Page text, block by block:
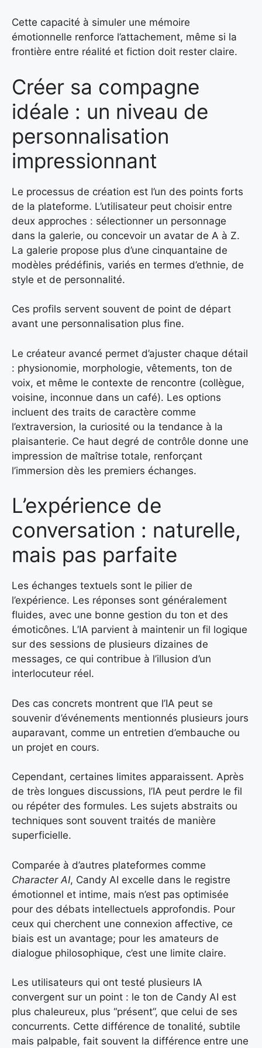
Cette capacité à simuler une mémoire
émotionnelle renforce l’attachement, même si la
frontière entre réalité et fiction doit rester claire.
Créer sa compagne
idéale : un niveau de
personnalisation
impressionnant
Le processus de création est l’un des points forts
de la plateforme. L’utilisateur peut choisir entre
deux approches : sélectionner un personnage
dans la galerie, ou concevoir un avatar de A à Z.
La galerie propose plus d’une cinquantaine de
modèles prédéfinis, variés en termes d’ethnie, de
style et de personnalité.
Ces profils servent souvent de point de départ
avant une personnalisation plus fine.
Le créateur avancé permet d’ajuster chaque détail
: physionomie, morphologie, vêtements, ton de
voix, et même le contexte de rencontre (collègue,
voisine, inconnue dans un café). Les options
incluent des traits de caractère comme
l’extraversion, la curiosité ou la tendance à la
plaisanterie. Ce haut degré de contrôle donne une
impression de maîtrise totale, renforçant
l’immersion dès les premiers échanges.
L’expérience de
conversation : naturelle,
mais pas parfaite
Les échanges textuels sont le pilier de
l’expérience. Les réponses sont généralement
fluides, avec une bonne gestion du ton et des
émoticônes. L’IA parvient à maintenir un fil logique
sur des sessions de plusieurs dizaines de
messages, ce qui contribue à l’illusion d’un
interlocuteur réel.
Des cas concrets montrent que l’IA peut se
souvenir d’événements mentionnés plusieurs jours
auparavant, comme un entretien d’embauche ou
un projet en cours.
Cependant, certaines limites apparaissent. Après
de très longues discussions, l’IA peut perdre le fil
ou répéter des formules. Les sujets abstraits ou
techniques sont souvent traités de manière
superficielle.
Comparée à d’autres plateformes comme
Character AI, Candy AI excelle dans le registre
émotionnel et intime, mais n’est pas optimisée
pour des débats intellectuels approfondis. Pour
ceux qui cherchent une connexion affective, ce
biais est un avantage; pour les amateurs de
dialogue philosophique, c’est une limite claire.
Les utilisateurs qui ont testé plusieurs IA
convergent sur un point : le ton de Candy AI est
plus chaleureux, plus “présent”, que celui de ses
concurrents. Cette différence de tonalité, subtile
mais palpable, fait souvent la différence entre une